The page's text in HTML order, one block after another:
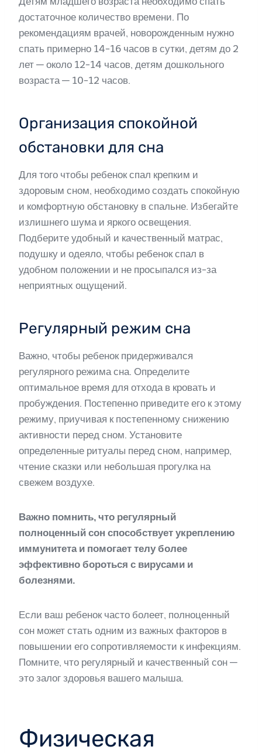
достаточное количество времени. По
рекомендациям врачей, новорожденным нужно
спать примерно 14-16 часов в сутки, детям до 2
лет — около 12-14 часов, детям дошкольного
возраста — 10-12 часов.
Организация спокойной
обстановки для сна
Для того чтобы ребенок спал крепким и
здоровым сном, необходимо создать спокойную
и комфортную обстановку в спальне. Избегайте
излишнего шума и яркого освещения.
Подберите удобный и качественный матрас,
подушку и одеяло, чтобы ребенок спал в
удобном положении и не просыпался из-за
неприятных ощущений.
Регулярный режим сна
Важно, чтобы ребенок придерживался
регулярного режима сна. Определите
оптимальное время для отхода в кровать и
пробуждения. Постепенно приведите его к этому
режиму, приучивая к постепенному снижению
активности перед сном. Установите
определенные ритуалы перед сном, например,
чтение сказки или небольшая прогулка на
свежем воздухе.
Важно помнить, что регулярный
полноценный сон способствует укреплению
иммунитета и помогает телу более
эффективно бороться с вирусами и
болезнями.
Если ваш ребенок часто болеет, полноценный
сон может стать одним из важных факторов в
повышении его сопротивляемости к инфекциям.
Помните, что регулярный и качественный сон —
это залог здоровья вашего малыша.
Физическая